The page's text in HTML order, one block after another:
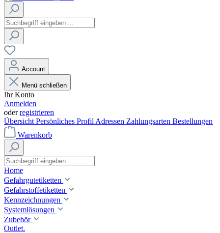
Account
Menü schließen
Ihr Konto
Anmelden
oderregistrieren
Übersicht Persönliches Profil Adressen Zahlungsarten Bestellungen
Warenkorb
Home
Gefahrgutetiketten
Gefahrstoffetiketten
Kennzeichnungen
Systemlösungen
Zubehör
Outlet.